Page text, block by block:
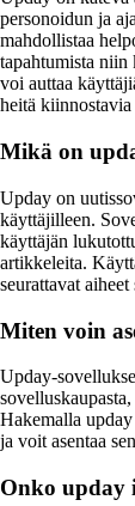
personoidun ja
mahdollistaa
tapahtumista
voi auttaa
heitä
Mikä on
Upday on
käyttäjilleen.
käyttäjän
artikkeleita.
seurattavat aiheet
Miten voin
Upday-
Hakemalla
ja voit asentaa
Onko upday